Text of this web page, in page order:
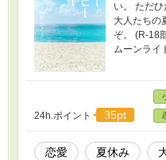
い。 ただ
大人たちの
ぞ。 (R-18
ムーンライ
24h.ポイント 35pt
恋愛 夏休み